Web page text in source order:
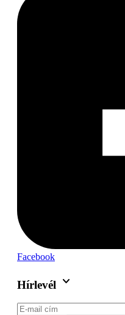
Facebook
Hírlevél keyboard_arrow_down